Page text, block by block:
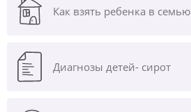
Как взять ребенка в семью
Диагнозы детей- сирот